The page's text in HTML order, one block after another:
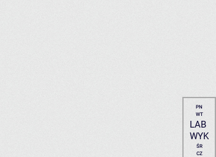
PN
WT
LAB
WYK
ŚR
CZ